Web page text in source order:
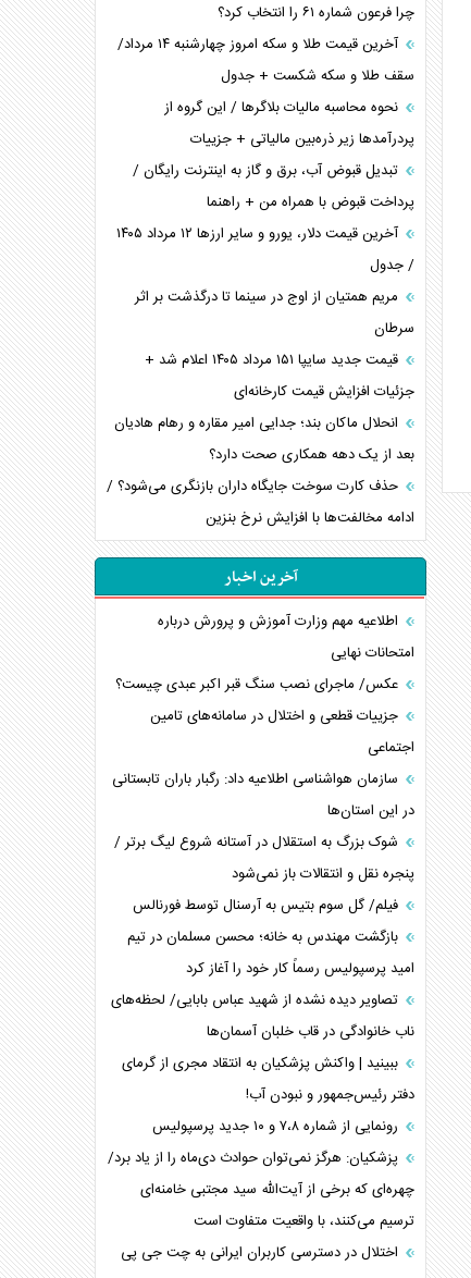
چرا فرعون شماره ۶۱ را انتخاب کرد؟
آخرین قیمت طلا و سکه امروز چهارشنبه ۱۴ مرداد/
سقف طلا و سکه شکست + جدول
نحوه محاسبه مالیات بلاگر‌ها / این گروه از
پردرآمد‌ها زیر ذره‌بین مالیاتی + جزییات
تبدیل قبوض آب، برق و گاز به اینترنت رایگان /
پرداخت قبوض با همراه من + راهنما
آخرین قیمت دلار، یورو و سایر ارز‌ها ۱۲ مرداد ۱۴۰۵
/ جدول
مریم همتیان از اوج در سینما تا درگذشت بر اثر
سرطان
قیمت جدید سایپا ۱۵۱ مرداد ۱۴۰۵ اعلام شد +
جزئیات افزایش قیمت کارخانه‌ای
انحلال ماکان بند؛ جدایی امیر مقاره و رهام هادیان
بعد از یک دهه همکاری صحت دارد؟
حذف کارت سوخت جایگاه داران بازنگری می‌شود؟ /
ادامه مخالفت‌ها با افزایش نرخ بنزین
آخرین اخبار
اطلاعیه مهم وزارت آموزش و پرورش درباره
امتحانات نهایی
عکس/ ماجرای نصب سنگ قبر اکبر عبدی چیست؟
جزییات قطعی و اختلال در سامانه‌های تامین
اجتماعی
سازمان هواشناسی اطلاعیه داد: رگبار باران تابستانی
در این استان‌ها
شوک بزرگ به استقلال در آستانه شروع لیگ برتر /
پنجره نقل و انتقالات باز نمی‌شود
فیلم/ گل سوم بتیس به آرسنال توسط فورنالس
بازگشت مهندس به خانه؛ محسن مسلمان در تیم
امید پرسپولیس رسماً کار خود را آغاز کرد
تصاویر دیده نشده از شهید عباس بابایی/ لحظه‌های
ناب خانوادگی در قاب خلبان آسمان‌ها
ببینید | واکنش پزشکیان به انتقاد مجری از گرمای
دفتر رئیس‌جمهور و نبودن آب!
رونمایی از شماره ۷،۸ و ۱۰ جدید پرسپولیس
پزشکیان: هرگز نمی‌توان حوادث دی‌ماه را از یاد برد/
چهره‌ای که برخی از آیت‌الله سید مجتبی خامنه‌ای
ترسیم می‌کنند، با واقعیت متفاوت است
اختلال در دسترسی کاربران ایرانی به چت جی پی